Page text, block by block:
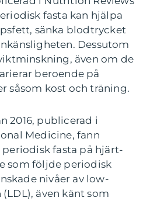
fasta kan hjälpa
sänka blodtrycket
Dessutom
även om de
beroende på
såsom kost och träning.
2016, publicerad i
Medicine, fann
fasta på hjärt-
som följde periodisk
nivåer av low-
även känt som